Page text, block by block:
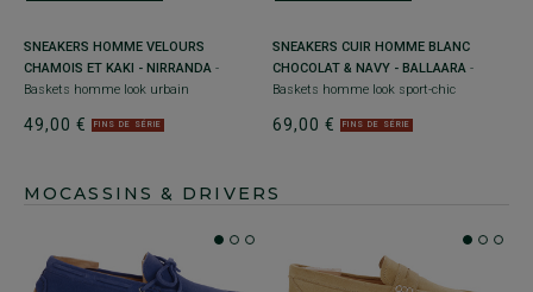
SNEAKERS HOMME VELOURS
CHAMOIS ET KAKI - NIRRANDA -
Baskets homme look urbain
49,00 € FINS DE SÉRIE
SNEAKERS CUIR HOMME BLANC
CHOCOLAT & NAVY - BALLAARA -
Baskets homme look sport-chic
69,00 € FINS DE SÉRIE
MOCASSINS & DRIVERS